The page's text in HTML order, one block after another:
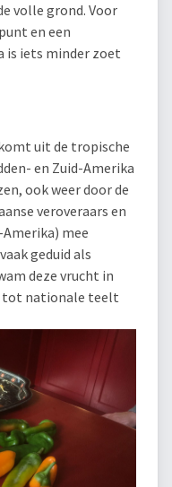
volle grond. Voor
en een
is iets minder zoet
uit de tropische
en Zuid-Amerika
ook weer door de
veroveraars en
mee
geduid als
deze vrucht in
tot nationale teelt